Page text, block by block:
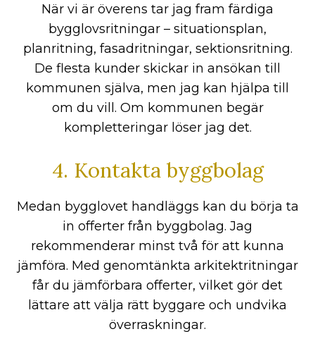
När vi är överens tar jag fram färdiga
bygglovsritningar – situationsplan,
planritning, fasadritningar, sektionsritning.
De flesta kunder skickar in ansökan till
kommunen själva, men jag kan hjälpa till
om du vill. Om kommunen begär
kompletteringar löser jag det.
4. Kontakta byggbolag
Medan bygglovet handläggs kan du börja ta
in offerter från byggbolag. Jag
rekommenderar minst två för att kunna
jämföra. Med genomtänkta arkitektritningar
får du jämförbara offerter, vilket gör det
lättare att välja rätt byggare och undvika
överraskningar.